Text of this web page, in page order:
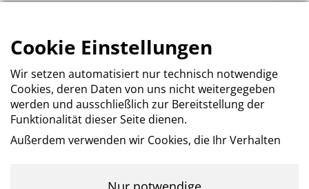
Cookie Einstellungen
Wir setzen automatisiert nur technisch notwendige
Cookies, deren Daten von uns nicht weitergegeben
werden und ausschließlich zur Bereitstellung der
Funktionalität dieser Seite dienen.
Außerdem verwenden wir Cookies, die Ihr Verhalten
lernen. Wir erheben dabei nur pseudonyme Daten,